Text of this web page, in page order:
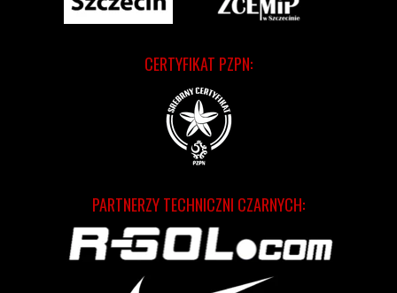
CERTYFIKAT PZPN:
PARTNERZY TECHNICZNI CZARNYCH: